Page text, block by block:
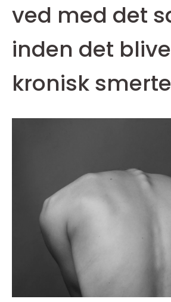
ved med det
inden det
kronisk